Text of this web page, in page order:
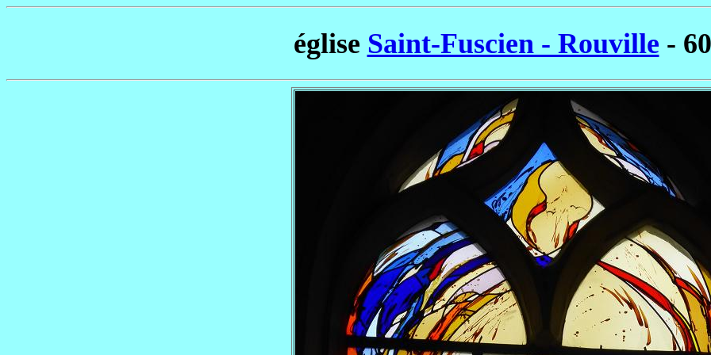
église Saint-Fuscien - Rouville -